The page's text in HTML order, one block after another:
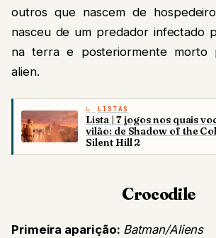
outros que nascem de
nasceu de um predador infectado
na terra e posteriormente morto
alien.
LISTAS
Lista | 7 jogos nos quais
vilão: de Shadow of the
Silent Hill 2
Crocodile
Primeira aparição: Batman/Aliens